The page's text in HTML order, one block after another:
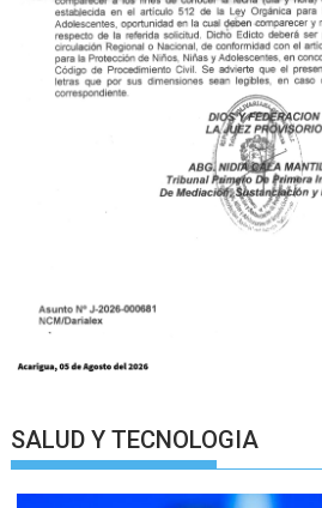
SALUD Y TECNOLOGIA